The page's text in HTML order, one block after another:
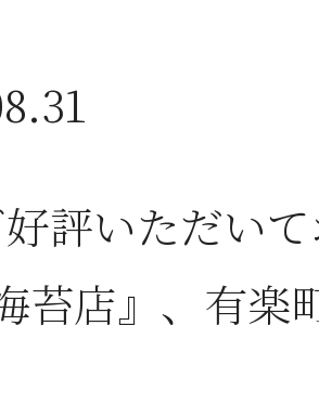
年07月08日
評いただい
苔店』、有楽